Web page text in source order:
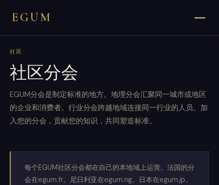
EGUM
社区
社区分会
EGUM分会是制定标准的地方。地理分会汇聚同一城市或地区
的企业和消费者。行业分会跨越地域连接同一行业的人员。加
入您的分会，贡献您的知识，共同塑造标准。
每个EGUM社区分会都在自己的本地域上运营。法国的分
会在egum.fr。尼日利亚在egum.ng。日本在egum.jp。